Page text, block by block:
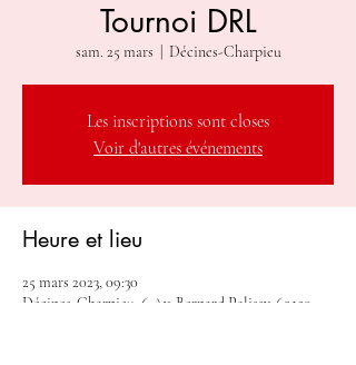
Tournoi DRL
sam. 25 mars Décines-Charpieu
Les inscriptions sont closes
Voir d'autres événements
Heure et lieu
25 mars 2023, 09:30
Décines-Charpieu, 6 Av. Bernard Palissy, 69150